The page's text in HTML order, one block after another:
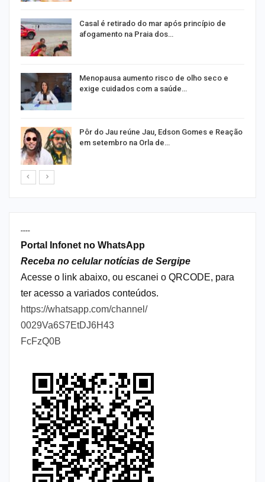
Casal é retirado do mar após princípio de
afogamento na Praia dos…
Menopausa aumento risco de olho seco e
exige cuidados com a saúde…
Pôr do Jau reúne Jau, Edson Gomes e Reação
em setembro na Orla de…
----
Portal Infonet no WhatsApp
Receba no celular notícias de Sergipe
Acesse o link abaixo, ou escanei o QRCODE, para
ter acesso a variados conteúdos.
https://whatsapp.com/channel/
0029Va6S7EtDJ6H43
FcFzQ0B